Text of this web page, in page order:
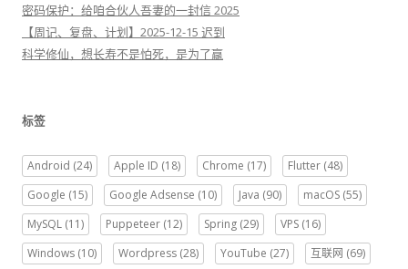
密码保护：给咱合伙人吾妻的一封信 2025
【周记、复盘、计划】2025-12-15 迟到
科学修仙，想长寿不是怕死，是为了赢
标签
Android (24) Apple ID (18) Chrome (17) Flutter (48)
Google (15) Google Adsense (10) Java (90) macOS (55)
MySQL (11) Puppeteer (12) Spring (29) VPS (16)
Windows (10) Wordpress (28) YouTube (27) 互联网 (69)